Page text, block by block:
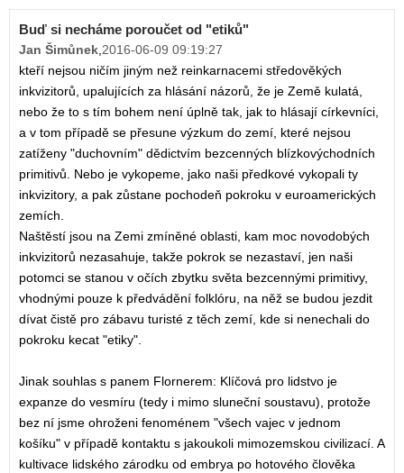
Buď si necháme poroučet od "etiků"
Jan Šimůnek,2016-06-09 09:19:27
kteří nejsou ničím jiným než reinkarnacemi středověkých
inkvizitorů, upalujících za hlásání názorů, že je Země kulatá,
nebo že to s tím bohem není úplně tak, jak to hlásají církevníci,
a v tom případě se přesune výzkum do zemí, které nejsou
zatíženy "duchovním" dědictvím bezcenných blízkovýchodních
primitivů. Nebo je vykopeme, jako naši předkové vykopali ty
inkvizitory, a pak zůstane pochodeň pokroku v euroamerických
zemích.
Naštěstí jsou na Zemi zmíněné oblasti, kam moc novodobých
inkvizitorů nezasahuje, takže pokrok se nezastaví, jen naši
potomci se stanou v očích zbytku světa bezcennými primitivy,
vhodnými pouze k předvádění folklóru, na něž se budou jezdit
dívat čistě pro zábavu turisté z těch zemí, kde si nenechali do
pokroku kecat "etiky".
Jinak souhlas s panem Flornerem: Klíčová pro lidstvo je
expanze do vesmíru (tedy i mimo sluneční soustavu), protože
bez ní jsme ohroženi fenoménem "všech vajec v jednom
košíku" v případě kontaktu s jakoukoli mimozemskou civilizací. A
kultivace lidského zárodku od embrya po hotového člověka